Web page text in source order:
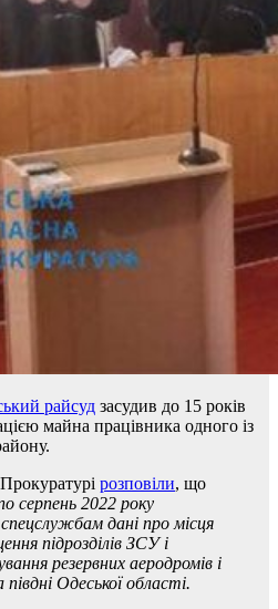
райсуд засудив до 15 років
майна працівника одного із
розповіли, що
серпень 2022 року
дані про місця
підрозділів ЗСУ і
резервних аеродромів і
півдні Одеської області.